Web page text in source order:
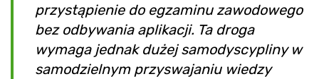
przystąpienie do egzaminu zawodowego
bez odbywania aplikacji. Ta droga
wymaga jednak dużej samodyscypliny w
samodzielnym przyswajaniu wiedzy